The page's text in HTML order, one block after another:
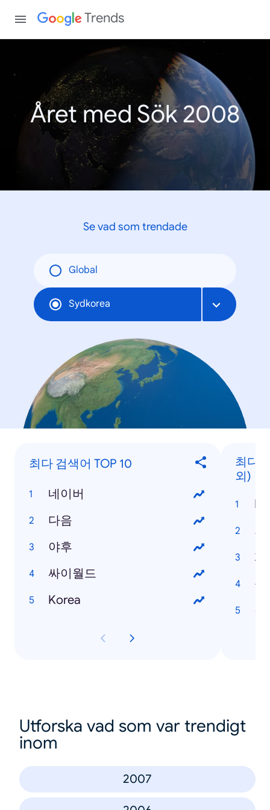
Trends
Året med Sök 2008
Se vad som trendade
Global
Sydkorea
최다 검색어 TOP 10
네이버
다음
야후
싸이월드
Korea
최다
외)
지
게
동
검
Utforska vad som var trendigt
inom
2007